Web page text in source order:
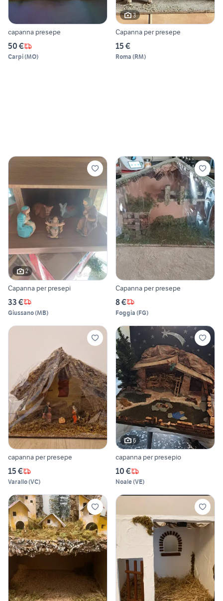
capanna presepe
50 €
Carpi(MO)
3
Capanna per presepe
15 €
Roma (RM)
2
Capanna per presepi
33 €
Giussano(MB)
Capanna per presepe
8 €
Foggia (FG)
capanna per presepe
15 €
Varallo(VC)
6
capanna per presepio
10 €
Noale(VE)